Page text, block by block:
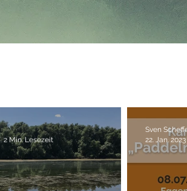
2 Min. Lesezeit
Sven
22. Jan. 2023